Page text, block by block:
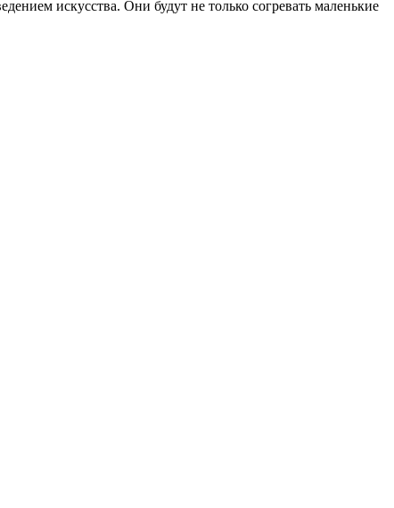
искусства. Они будут не только согревать маленькие